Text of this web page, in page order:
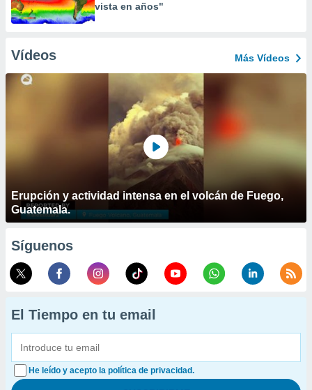
vista en años"
Vídeos Más Vídeos
Erupción y actividad intensa en el volcán de Fuego,
Guatemala.
Síguenos
El Tiempo en tu email
He leído y acepto la política de privacidad.